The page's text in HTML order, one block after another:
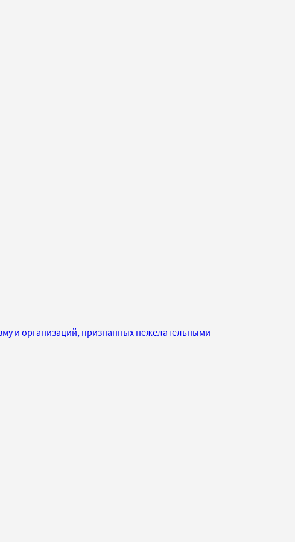
и организаций, признанных нежелательными